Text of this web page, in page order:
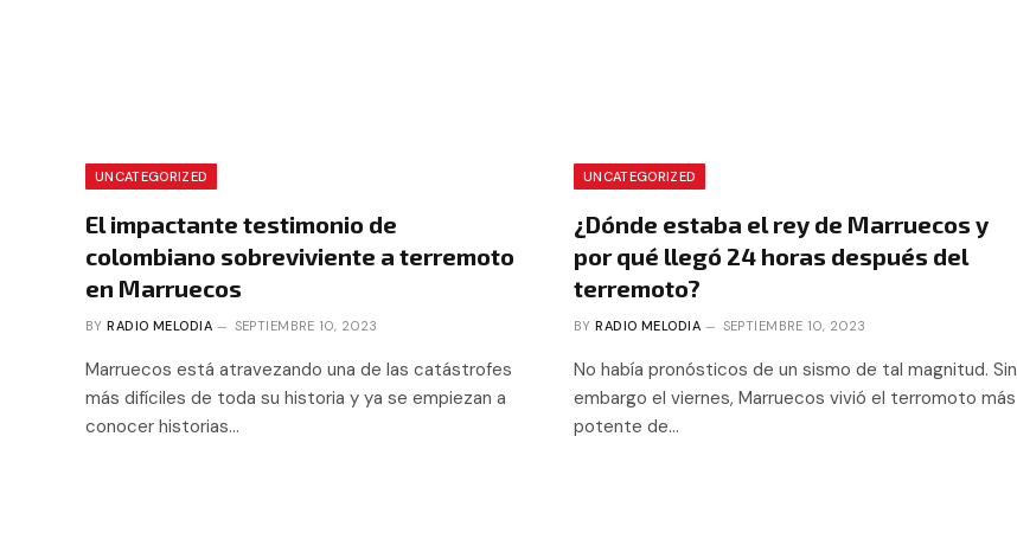
UNCATEGORIZED
El impactante testimonio de
colombiano sobreviviente a terremoto
en Marruecos
BY RADIO MELODIA SEPTIEMBRE 10, 2023
Marruecos está atravezando una de las catástrofes
más difíciles de toda su historia y ya se empiezan a
conocer historias…
UNCATEGORIZED
¿Dónde estaba el rey de Marruecos y
por qué llegó 24 horas después del
terremoto?
BY RADIO MELODIA SEPTIEMBRE 10, 2023
No había pronósticos de un sismo de tal magnitud. Sin
embargo el viernes, Marruecos vivió el terromoto más
potente de…